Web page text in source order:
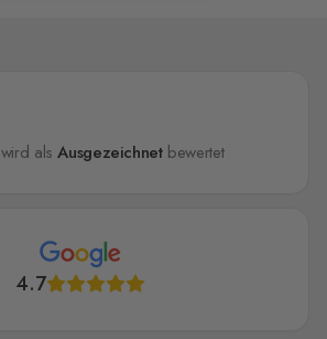
wird alsAusgezeichnetbewertet
4.7